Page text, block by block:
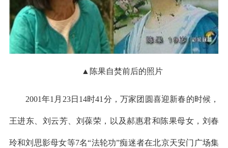
▲陈果自焚前后的照片
2001年1月23日14时41分，万家团圆喜迎新春的时候，
王进东、刘云芳、刘葆荣，以及郝惠君和陈果母女，刘春
玲和刘思影母女等7名“法轮功”痴迷者在北京天安门广场集